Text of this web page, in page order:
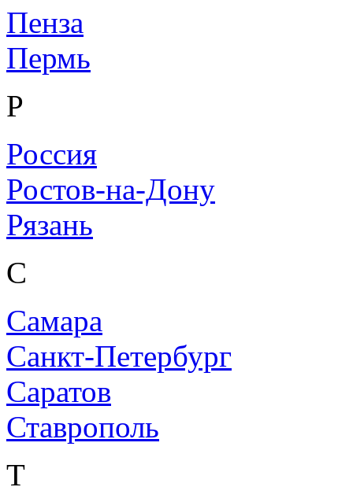
Пенза
Пермь
Р
Россия
Ростов-на-Дону
Рязань
С
Самара
Санкт-Петербург
Саратов
Ставрополь
Т